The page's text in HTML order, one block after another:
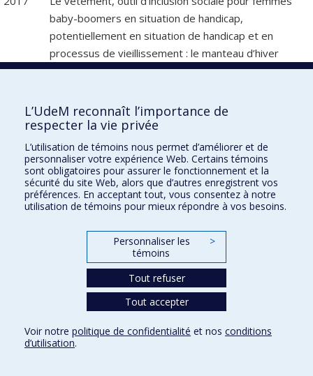
baby-boomers en situation de handicap,
potentiellement en situation de handicap et en
processus de vieillissement : le manteau d’hiver
étude socio-écologique
transformative et héritage des méga-événements
dans le paysage urbain
2017
L’apport du co-design en architecture d’intérieur : la
participation des acteurs multidisciplinaires entre
efficacité et complexité
Concevoir l’aménagement d’un projet de paysage
humanisé par une démarche de médiation : défis et
planning in the long-term community rebuilding of
Kalamata after the 1986 earthquake
L’UdeM reconnaît l’importance de
respecter la vie privée
L’utilisation de témoins nous permet d’améliorer et de
personnaliser votre expérience Web. Certains témoins
sont obligatoires pour assurer le fonctionnement et la
sécurité du site Web, alors que d’autres enregistrent vos
préférences. En acceptant tout, vous consentez à notre
utilisation de témoins pour mieux répondre à vos besoins.
Personnaliser les
témoins
>
Tout refuser
Tout accepter
Voir notre politique de confidentialité et nos conditions
d’utilisation.